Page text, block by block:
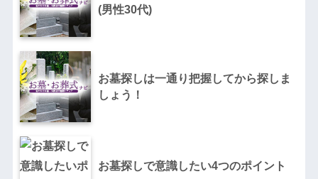
(男性30代)
お墓探しは一通り把握してから探しま
しょう！
お墓探しで意識したい4つのポイント